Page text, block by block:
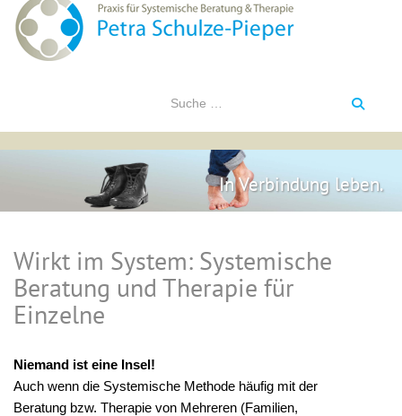
In Verbindung leben.
Wirkt im System: Systemische
Beratung und Therapie für
Einzelne
Niemand ist eine Insel!
Auch wenn die Systemische Methode häufig mit der
Beratung bzw. Therapie von Mehreren (Familien,